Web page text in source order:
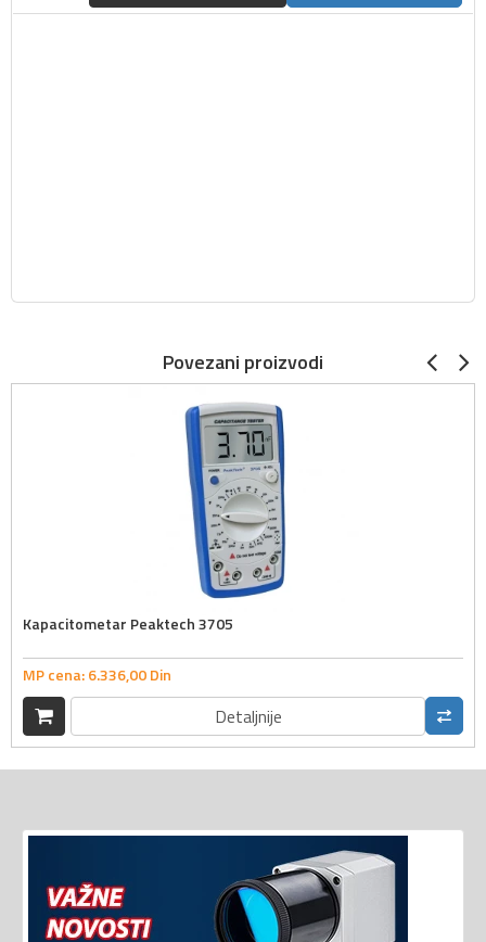
Povezani proizvodi
Kapacitometar Peaktech 3705
MP cena:6.336,00Din
Detaljnije